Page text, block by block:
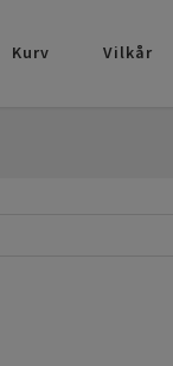
Kurv Vilkår